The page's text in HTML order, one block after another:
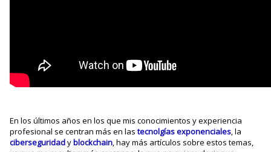
En los últimos años en los que mis conocimientos y experiencia
profesional se centran más en lastecnolgías exponenciales, la
ciberseguridadyblockchain, hay más artículos sobre estos temas,